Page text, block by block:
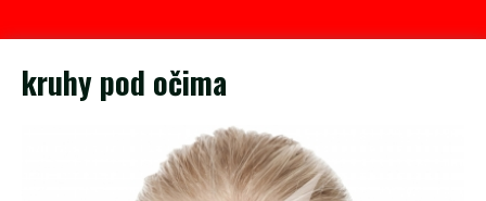
kruhy pod očima